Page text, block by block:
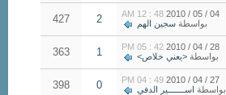
04 / 05 / 2010
48 : 12 AM
بواسطة سجين الهم 2
427
28 / 04 / 2010
42 : 05 PM
بواسطة <يعني خلاص> 1
363
27 / 04 / 2010
49 : 04 PM
بواسطة اســـــــير الدفي 0
398